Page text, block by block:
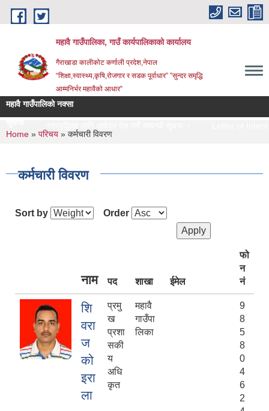
Skip to main content
महावै गाउँपालिका, गाउँ कार्यपालिकाको कार्यालय
गैराखाडा कालीकोट कर्णाली प्रदेश,नेपाल
“शिक्षा,स्वास्थ्य,कृषि,रोजगार र सडक पूर्वाधार” ”सुन्दर समृद्धि
आम्मनिर्भर महावैको आधार”
महावै गाउँपालिको नक्सा
You are here
Home » परिचय » कर्मचारी विवरण
कर्मचारी विवरण
Sort by Order
नाम पद शाखा ईमेल
फो
न
नं
शि
वरा
ज
को
इरा
ला
प्रमु
ख
प्रशा
सकी
य
अधि
कृत
महावै
गाउँपा
लिका
9
8
5
8
0
4
6
2